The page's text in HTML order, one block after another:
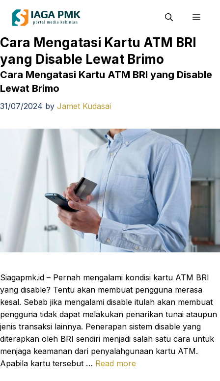
Cara Mengatasi Kartu ATM BRI
yang Disable Lewat Brimo
Cara Mengatasi Kartu ATM BRI yang Disable
Lewat Brimo
31/07/2024 by Jamet Kudasai
Siagapmk.id – Pernah mengalami kondisi kartu ATM BRI
yang disable? Tentu akan membuat pengguna merasa
kesal. Sebab jika mengalami disable itulah akan membuat
pengguna tidak dapat melakukan penarikan tunai ataupun
jenis transaksi lainnya. Penerapan sistem disable yang
diterapkan oleh BRI sendiri menjadi salah satu cara untuk
menjaga keamanan dari penyalahgunaan kartu ATM.
Apabila kartu tersebut … Read more